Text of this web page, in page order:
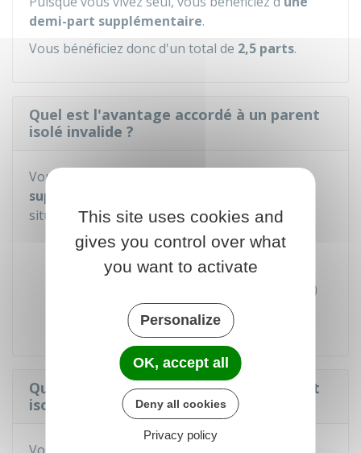
demi-part supplémentaire.
Vous bénéficiez donc d'un total de 2,5 parts.
Quel est l'avantage accordé à un parent
isolé invalide ?
Vous bénéficiez d'
supplémentaire
situations suivantes :
Carte mobilité inclusion portant la
mention "invalidité"
Pension (militaire ou accident de travail)
pour une invalidité d'au moins
Quel est l'avantage accordé à un parent
isolé ancien combattant ?
This site uses cookies and
gives you control over what
you want to activate
Personalize
OK, accept all
Deny all cookies
Privacy policy